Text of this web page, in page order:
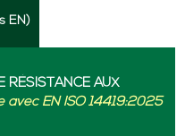
EN)
RÉSISTANCE AUX
avec EN ISO 14419:2025